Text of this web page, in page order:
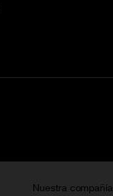
Nuestra compañía